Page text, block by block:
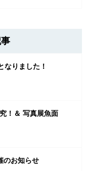
なりました！
！＆ 写真展魚面
のお知らせ